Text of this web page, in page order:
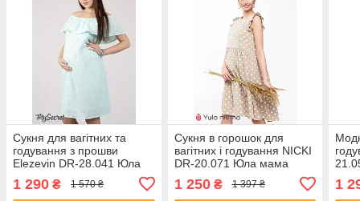
Сукня для вагітних та
годування з прошви
Elezevin DR-28.041 Юла
1 290 ₴ 1 570 ₴
Сукня в горошок для
вагітних і годування NICKI
DR-20.071 Юла мама
1 250₴ 1 397 ₴ 1